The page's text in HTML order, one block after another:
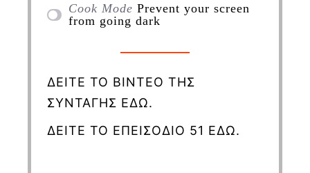
Cook Mode Prevent your screen
from going dark
ΔΕΙΤΕ ΤΟ ΒΙΝΤΕΟ ΤΗΣ
ΣΥΝΤΑΓΗΣ ΕΔΩ.
ΔΕΙΤΕ ΤΟ ΕΠΕΙΣΟΔΙΟ 51 ΕΔΩ.